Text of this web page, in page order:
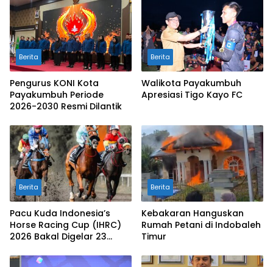
Berita
Pengurus KONI Kota
Payakumbuh Periode
2026-2030 Resmi Dilantik
Berita
Walikota Payakumbuh
Apresiasi Tigo Kayo FC
Berita
Pacu Kuda Indonesia’s
Horse Racing Cup (IHRC)
2026 Bakal Digelar 23
Berita
Kebakaran Hanguskan
Rumah Petani di Indobaleh
Timur